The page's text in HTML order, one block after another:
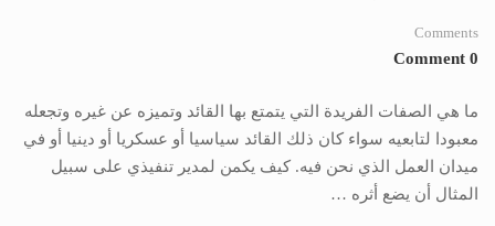
Comments
0 Comment
ما هي الصفات الفريدة التي يتمتع بها القائد وتميزه عن غيره وتجعله
معبودا لتابعيه سواء كان ذلك القائد سياسيا أو عسكريا أو دينيا أو في
ميدان العمل الذي نحن فيه. كيف يكمن لمدير تنفيذي على سبيل
المثال أن يضع أثره …